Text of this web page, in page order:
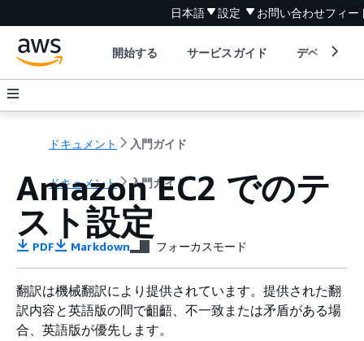
日本語 設定 お問い合わせフィー
開始する サービスガイド デベロッパ
ドキュメント 入門ガイド
ドキュメント 入門ガイド
Amazon EC2 でのテ
スト設定
PDF Markdown フォーカスモード
翻訳は機械翻訳により提供されています。提供された翻
訳内容と英語版の間で齟齬、不一致または矛盾がある場
合、英語版が優先します。